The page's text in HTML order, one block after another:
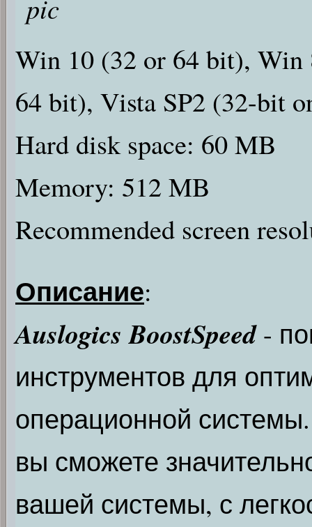
Win 10 (32 or 64 bit),
64 bit), Vista SP2 (32-bit
Hard disk space: 60 MB
Memory: 512 MB
Recommended screen
Описание:
Auslogics BoostSpeed-
инструментов для
операционной
вы сможете
вашей системы, с